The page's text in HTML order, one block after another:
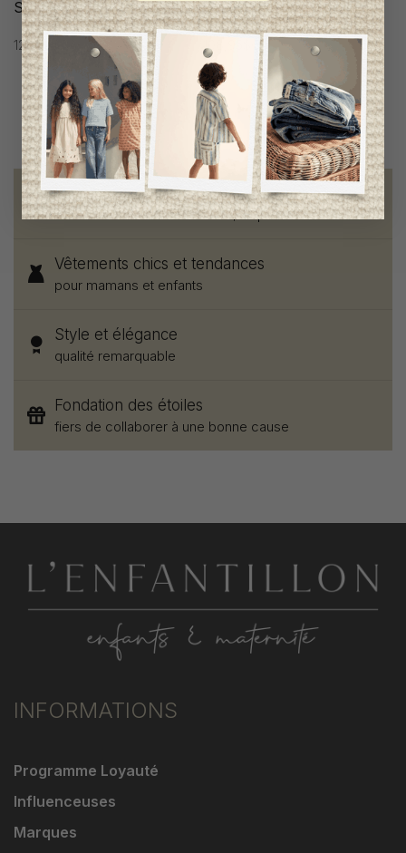
Seraphine
124,95$CA
Seraphine
108,95$CA
Livraison gratuite
sur toute commande de 100 $ et plus
Vêtements chics et tendances
pour mamans et enfants
Style et élégance
qualité remarquable
Fondation des étoiles
fiers de collaborer à une bonne cause
INFORMATIONS
Programme Loyauté
Influenceuses
Marques